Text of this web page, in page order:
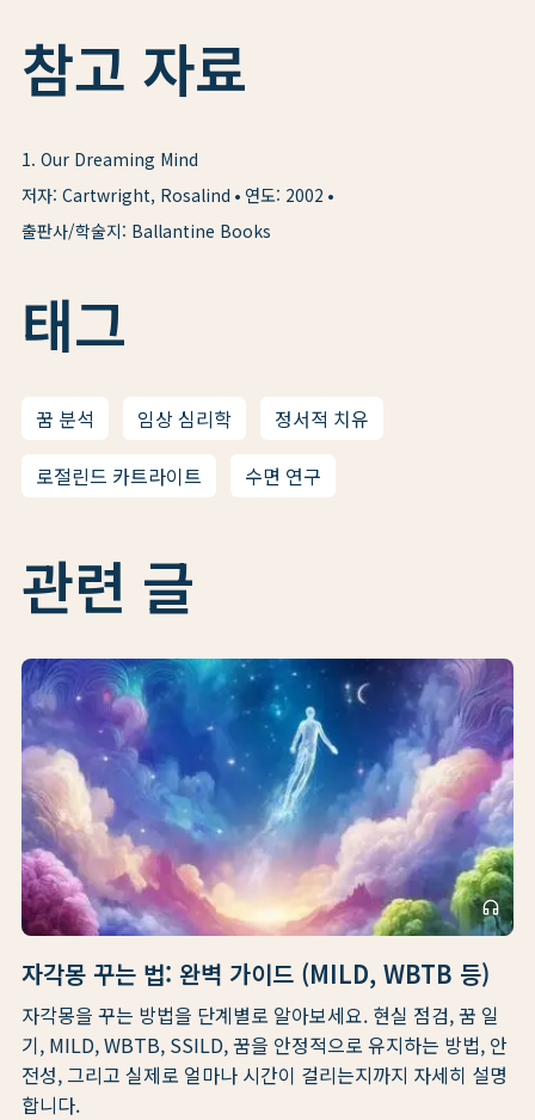
참고 자료
1. Our Dreaming Mind
저자: Cartwright, Rosalind
연도: 2002
출판사/학술지: Ballantine Books
태그
꿈 분석 임상 심리학
정서적 치유
로절린드 카트라이트
수면 연구
관련 글
headphones
자각몽 꾸는 법: 완벽 가이드 (MILD, WBTB 등)
자각몽을 꾸는 방법을 단계별로 알아보세요. 현실 점검, 꿈 일
기, MILD, WBTB, SSILD, 꿈을 안정적으로 유지하는 방법, 안
전성, 그리고 실제로 얼마나 시간이 걸리는지까지 자세히 설명
합니다.